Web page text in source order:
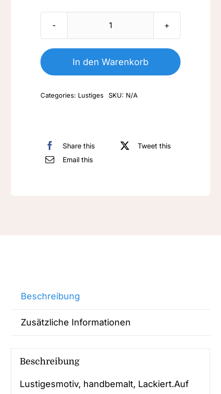
LU
Skelet
Menge
In den Warenkorb
Categories: Lustiges SKU: N/A
Share this
Tweet this
Email this
Beschreibung
Zusätzliche Informationen
Beschreibung
Lustigesmotiv, handbemalt, Lackiert.Auf